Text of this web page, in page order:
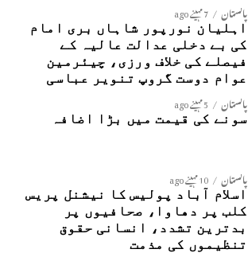
پاکستان 7 مہینے ago
اہلیان نورپور شاہاں بری امام
کی بے دخلی عدالت عالیہ کے
فیصلے کی خلاف ورزی، چیئرمین
عوام دوست گروپ تنویر عباسی
پاکستان 5 مہینے ago
سونے کی قیمت میں بڑا اضافہ
پاکستان 10 مہینے ago
اسلام آباد پولیس کا نیشنل پریس
کلب پر دھاوا، صحافیوں پر
بدترین تشدد، انسانی حقوق
تنظیموں کی مذمت